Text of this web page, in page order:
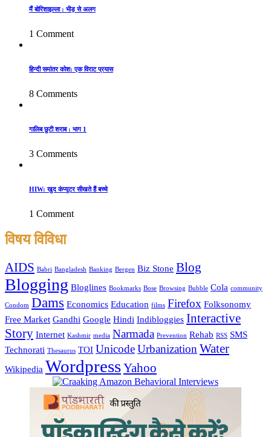
मैं बोरिशाइल्ला : भीड़ से अलग
1 Comment
हिन्दी समांतर कोश: एक विराट प्रयास
8 Comments
गालिब छुटी शराब : भाग 1
3 Comments
HIW: खुद कंप्यूटर सीखते हैं बच्चे
1 Comment
विषय विविधा
AIDS Babri Bangladesh Banking Bergen Biz Stone Blog
Blogging Bloglines Bookmarks Bose Browsing Bubble Cola community
Condom Dams Economics Education films Firefox Folksonomy
Free Market Gandhi Google Hindi Indibloggies Interactive
Story Internet Kashmir media Narmada Prevention Rehab RSS SMS
Technorati Thesaurus TOI UnicodeUrbanization Water
Wikipedia WordpressYahoo